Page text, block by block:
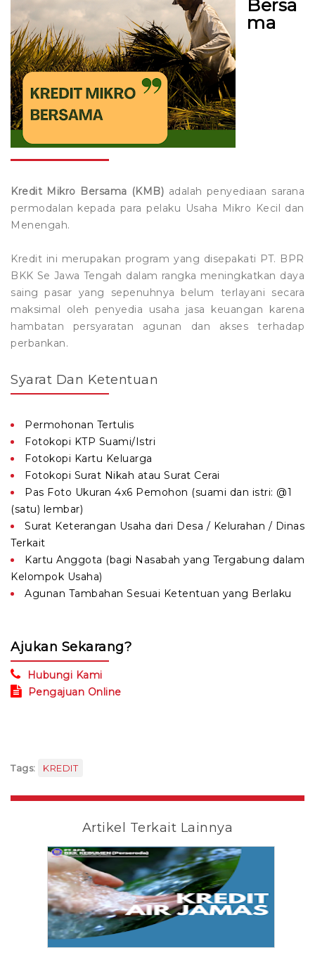
Tamades Haji / Umroh
Tamades Pelajar
Deposito Berjangka
Kredit Perangkat Desa
Kredit Profesi
Kredit Lembaga
Kredit Mikro Bersama
Kredit Mikro Nelayan dan UKM Perikanan
Kredit Grace Period
Kredit Murah Pedagang Pasar
Formulir Kredit
Stake Holder
PPID
Kumpulan Logo
Pembukaan Rekening Tabungan
Pembukaan Rekening Deposito
Pengajuan Kredit
Simulasi Kredit
E-Form
LOKER
Lowongan Kerja
Download Surat Pernyataan
Bersa
ma
Kredit Mikro Bersama (KMB) adalah penyediaan sarana
permodalan kepada para pelaku Usaha Mikro Kecil dan
Menengah.
Kredit ini merupakan program yang disepakati PT. BPR
BKK Se Jawa Tengah dalam rangka meningkatkan daya
saing pasar yang sepenuhnya belum terlayani secara
maksimal oleh penyedia usaha jasa keuangan karena
hambatan persyaratan agunan dan akses terhadap
perbankan.
Syarat Dan Ketentuan
Permohonan Tertulis
Fotokopi KTP Suami/Istri
Fotokopi Kartu Keluarga
Fotokopi Surat Nikah atau Surat Cerai
Pas Foto Ukuran 4x6 Pemohon (suami dan istri: @1
(satu) lembar)
Surat Keterangan Usaha dari Desa / Kelurahan / Dinas
Terkait
Kartu Anggota (bagi Nasabah yang Tergabung dalam
Kelompok Usaha)
Agunan Tambahan Sesuai Ketentuan yang Berlaku
Ajukan Sekarang?
Hubungi Kami
Pengajuan Online
Tags: KREDIT
Artikel Terkait Lainnya